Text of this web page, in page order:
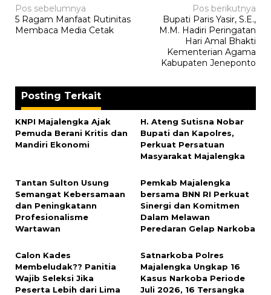
Navigasi
pos
Pos sebelumnya
5 Ragam Manfaat Rutinitas
Membaca Media Cetak
Pos berikutnya
Bupati Paris Yasir, S.E.,
M.M. Hadiri Peringatan
Hari Amal Bhakti
Kementerian Agama
Kabupaten Jeneponto
Posting Terkait
KNPI Majalengka Ajak
Pemuda Berani Kritis dan
Mandiri Ekonomi
H. Ateng Sutisna Nobar
Bupati dan Kapolres,
Perkuat Persatuan
Masyarakat Majalengka
‎Tantan Sulton Usung
Semangat Kebersamaan
dan Peningkatann
Profesionalisme
Wartawan
Pemkab Majalengka
bersama BNN RI Perkuat
Sinergi dan Komitmen
Dalam Melawan
Peredaran Gelap Narkoba
‎Calon Kades
Membeludak?? Panitia
Wajib Seleksi Jika
Peserta Lebih dari Lima
Satnarkoba Polres
Majalengka Ungkap 16
Kasus Narkoba Periode
Juli 2026, 16 Tersangka